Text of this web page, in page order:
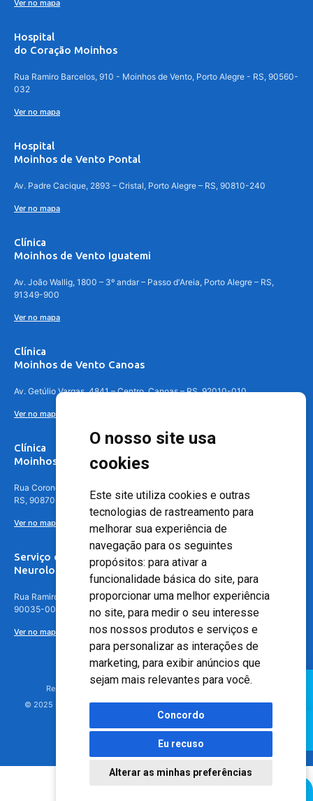
O nosso site usa
cookies
Este site utiliza cookies e outras
tecnologias de rastreamento para
melhorar sua experiência de
navegação para os seguintes
propósitos: para ativar a
funcionalidade básica do site, para
proporcionar uma melhor experiência
no site, para medir o seu interesse
nos nossos produtos e serviços e
para personalizar as interações de
marketing, para exibir anúncios que
sejam mais relevantes para você.
Concordo
Eu recuso
Alterar as minhas preferências
Ver no mapa
Hospital
do Coração Moinhos
Rua Ramiro Barcelos, 910 - Moinhos de Vento, Porto Alegre - RS, 90560-
032
Ver no mapa
Hospital
Moinhos de Vento Pontal
Av. Padre Cacique, 2893 – Cristal, Porto Alegre – RS, 90810-240
Ver no mapa
Clínica
Moinhos de Vento Iguatemi
Av. João Wallig, 1800 – 3º andar – Passo d'Areia, Porto Alegre – RS,
91349-900
Ver no mapa
Clínica
Moinhos de Vento Canoas
Av. Getúlio Vargas, 4841 – Centro, Canoas – RS, 92010-010
Ver no mapa
Clínica
Moinhos de Vento - Teresópolis
Rua Coronel Aparício Borges, 250 - 3º andar - Teresópolis, Porto Alegre -
RS, 90870-016
Ver no mapa
Serviço de
Neurologia
Rua Ramiro Barcelos, 630 – 5º andar – Floresta, Porto Alegre – RS,
90035-001
Ver no mapa
Responsável Técnico: Dr. Luiz Antonio Nasi - CREMERS 11217
© 2025 - Hospital Moinhos de Vento - Registro Empresa (CRM-RS): 425